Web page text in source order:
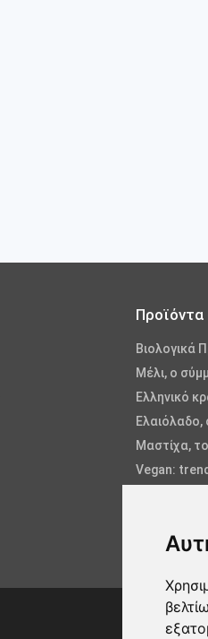
Βιολογικά
Μέλι, ο
Ελληνικό
Ελαιόλαδο,
Μαστίχα,
Vegan:
Αλόη, η